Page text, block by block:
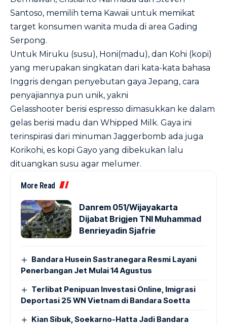
Santoso, memilih tema Kawaii untuk memikat
target konsumen wanita muda di area Gading
Serpong.
Untuk Miruku (susu), Honi(madu), dan Kohi (kopi)
yang merupakan singkatan dari kata-kata bahasa
Inggris dengan penyebutan gaya Jepang, cara
penyajiannya pun unik, yakni
Gelasshooter berisi espresso dimasukkan ke dalam
gelas berisi madu dan Whipped Milk. Gaya ini
terinspirasi dari minuman Jaggerbomb ada juga
Korikohi, es kopi Gayo yang dibekukan lalu
dituangkan susu agar melumer.
More Read
Danrem 051/Wijayakarta
Dijabat Brigjen TNI Muhammad
Benrieyadin Sjafrie
Bandara Husein Sastranegara Resmi Layani
Penerbangan Jet Mulai 14 Agustus
Terlibat Penipuan Investasi Online, Imigrasi
Deportasi 25 WN Vietnam di Bandara Soetta
Kian Sibuk, Soekarno-Hatta Jadi Bandara